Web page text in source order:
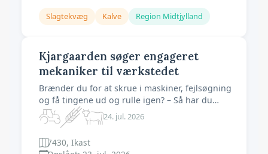
Slagtekvæg Kalve Region Midtjylland
Kjargaarden søger engageret
mekaniker til værkstedet
Brænder du for at skrue i maskiner, fejlsøgning
og få tingene ud og rulle igen? – Så har du
muligheden for at blive en del af værkstedet
hos Kjargaarden. Vi er en landbrugsbedrift, i
Midtjylland, mellem Sunds og Ikast. Vi søger
en mekaniker til vores værksted hvor du
24. jul. 2026
7430, Ikast